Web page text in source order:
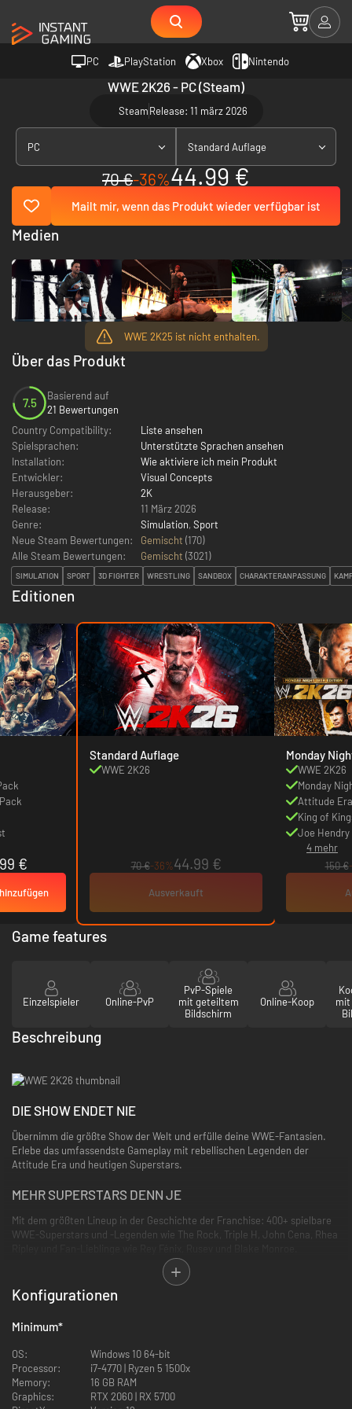
PC PlayStation Xbox Nintendo
WWE 2K26 - PC (Steam)
SteamRelease: 11 märz 2026
PC Standard Auflage
70 €-36%44.99 €
Mailt mir, wenn das Produkt wieder verfügbar ist
WWE 2K25 ist nicht enthalten.
Über das Produkt
7.5
Basierend auf
21 Bewertungen
Country Compatibility:
Liste ansehen
Spielsprachen:
Unterstützte Sprachen ansehen
Installation:
Wie aktiviere ich mein Produkt
Entwickler:
Visual Concepts
Herausgeber:
2K
Release:
11 März 2026
Genre:
Simulation, Sport
Neue Steam Bewertungen:
Gemischt (170)
Alle Steam Bewertungen:
Gemischt (3021)
SIMULATION SPORT 3D FIGHTER WRESTLING SANDBOX CHARAKTERANPASSUNG
Editionen
€
Standard Auflage
WWE 2K26
70 €-36%44.99 €
Ausverkauft
Monday
WWE 2K26
Monday
Attitude
King of
Joe Hendry
4 mehr
150 €
Medien
Game features
Einzelspieler Online-PvP
PvP-Spiele
mit geteiltem
Bildschirm
Online-Koop
Beschreibung
DIE SHOW ENDET NIE
Übernimm die größte Show der Welt und erfülle deine WWE-Fantasien.
Erlebe das umfassendste Gameplay mit rebellischen Legenden der
Attitude Era und heutigen Superstars.
MEHR SUPERSTARS DENN JE
Mit dem größten Lineup in der Geschichte der Franchise: 400+ spielbare
WWE-Superstars und -Legenden wie The Rock, Triple H, John Cena, Rhea
Schreibe die Wrestling-Geschichte neu und erlebe CM Punks größte
nie verstummt ist, inklusive fantastischer historischer Szenarien. Punks
persönlichsten.
NEUE MATCHTYPEN UND MEHR
Konfigurationen
Minimum*
OS:
Windows 10 64-bit
Processor:
i7-4770 | Ryzen 5 1500x
Memory:
16 GB RAM
Graphics:
RTX 2060 | RX 5700